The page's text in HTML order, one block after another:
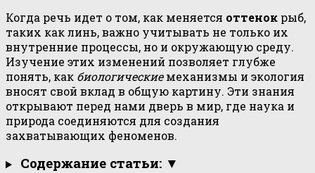
Когда речь идет о том, как меняется оттенок рыб,
таких как линь, важно учитывать не только их
внутренние процессы, но и окружающую среду.
Изучение этих изменений позволяет глубже
понять, как биологическиемеханизмы и экология
вносят свой вклад в общую картину. Эти знания
открывают перед нами дверь в мир, где наука и
природа соединяются для создания
захватывающих феноменов.
Содержание статьи: ▼